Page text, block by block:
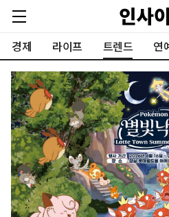
경제 라이프 트렌드 연